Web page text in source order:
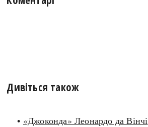
Дивіться також
• «Джоконда» Леонардо да Вінчі